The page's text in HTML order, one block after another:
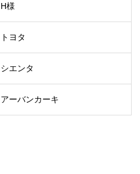
H様
トヨタ
シエンタ
アーバンカーキ